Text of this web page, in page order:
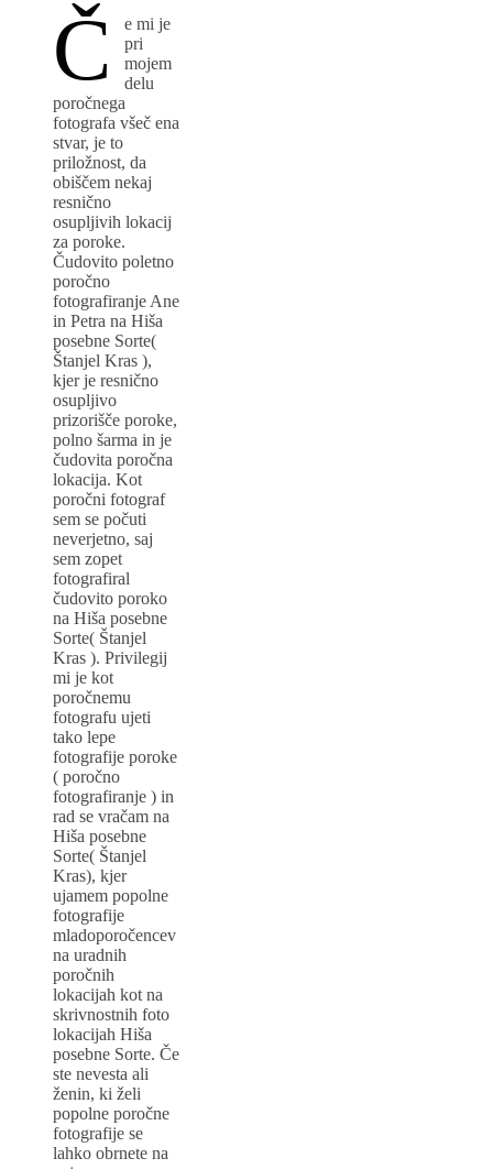
Č
e mi je
pri
mojem
delu
poročnega
fotografa všeč ena
stvar, je to
priložnost, da
obiščem nekaj
resnično
osupljivih lokacij
za poroke.
Čudovito poletno
poročno
fotografiranje Ane
in Petra na Hiša
posebne Sorte(
Štanjel Kras ),
kjer je resnično
osupljivo
prizorišče poroke,
polno šarma in je
čudovita poročna
lokacija. Kot
poročni fotograf
sem se počuti
neverjetno, saj
sem zopet
fotografiral
čudovito poroko
na Hiša posebne
Sorte( Štanjel
Kras ). Privilegij
mi je kot
poročnemu
fotografu ujeti
tako lepe
fotografije poroke
( poročno
fotografiranje ) in
rad se vračam na
Hiša posebne
Sorte( Štanjel
Kras), kjer
ujamem popolne
fotografije
mladoporočencev
na uradnih
poročnih
lokacijah kot na
skrivnostnih foto
lokacijah Hiša
posebne Sorte. Če
ste nevesta ali
ženin, ki želi
popolne poročne
fotografije se
lahko obrnete na